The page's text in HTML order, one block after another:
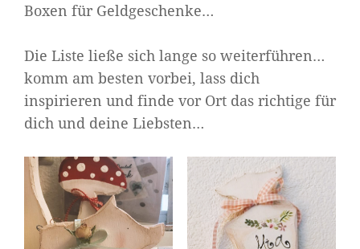
Boxen für Geldgeschenke…
Die Liste ließe sich lange so weiterführen…
komm am besten vorbei, lass dich
inspirieren und finde vor Ort das richtige für
dich und deine Liebsten…